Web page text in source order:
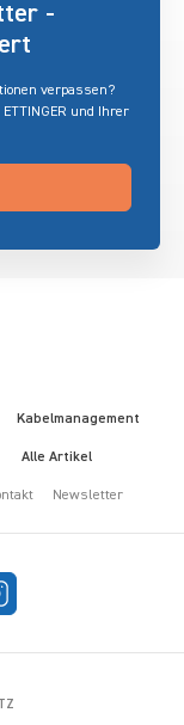
-
verpassen?
und Ihrer
Kabelmanagement
Alle Artikel
Newsletter